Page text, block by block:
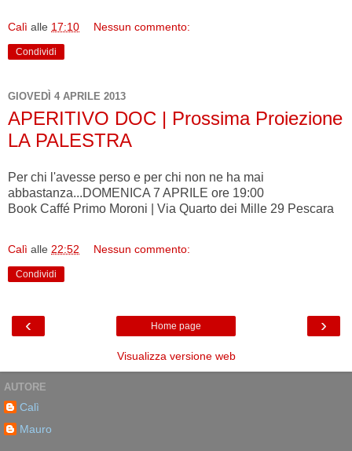
Calì alle 17:10 Nessun commento:
Condividi
GIOVEDÌ 4 APRILE 2013
APERITIVO DOC | Prossima Proiezione
LA PALESTRA
Per chi l'avesse perso e per chi non ne ha mai
abbastanza...DOMENICA 7 APRILE ore 19:00
Book Caffé Primo Moroni | Via Quarto dei Mille 29 Pescara
Calì alle 22:52 Nessun commento:
Condividi
‹ ›
Home page
Visualizza versione web
AUTORE
Calì
Mauro